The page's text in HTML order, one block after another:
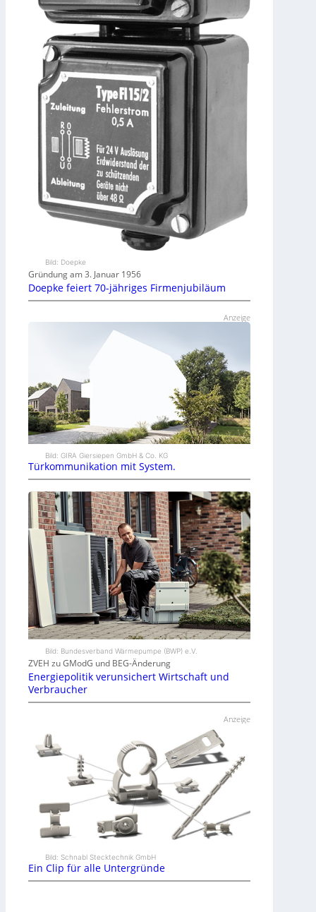
Bild: Doepke
Gründung am 3. Januar 1956
Doepke feiert 70-jähriges Firmenjubiläum
Anzeige
Bild: GIRA Giersiepen GmbH & Co. KG
Türkommunikation mit System.
Bild: Bundesverband Wärmepumpe (BWP) e.V.
ZVEH zu GModG und BEG-Änderung
Energiepolitik verunsichert Wirtschaft und
Verbraucher
Anzeige
Bild: Schnabl Stecktechnik GmbH
Ein Clip für alle Untergründe